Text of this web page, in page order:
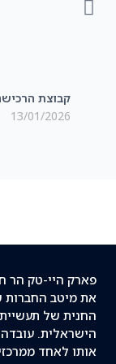
קבוצת הרכישה
13/01/2026
היי-טק הר חוצבים
החברות שבחוד
של תעשיית ההיי-
עובדה זו
לאחד ממרכזי ההיי-